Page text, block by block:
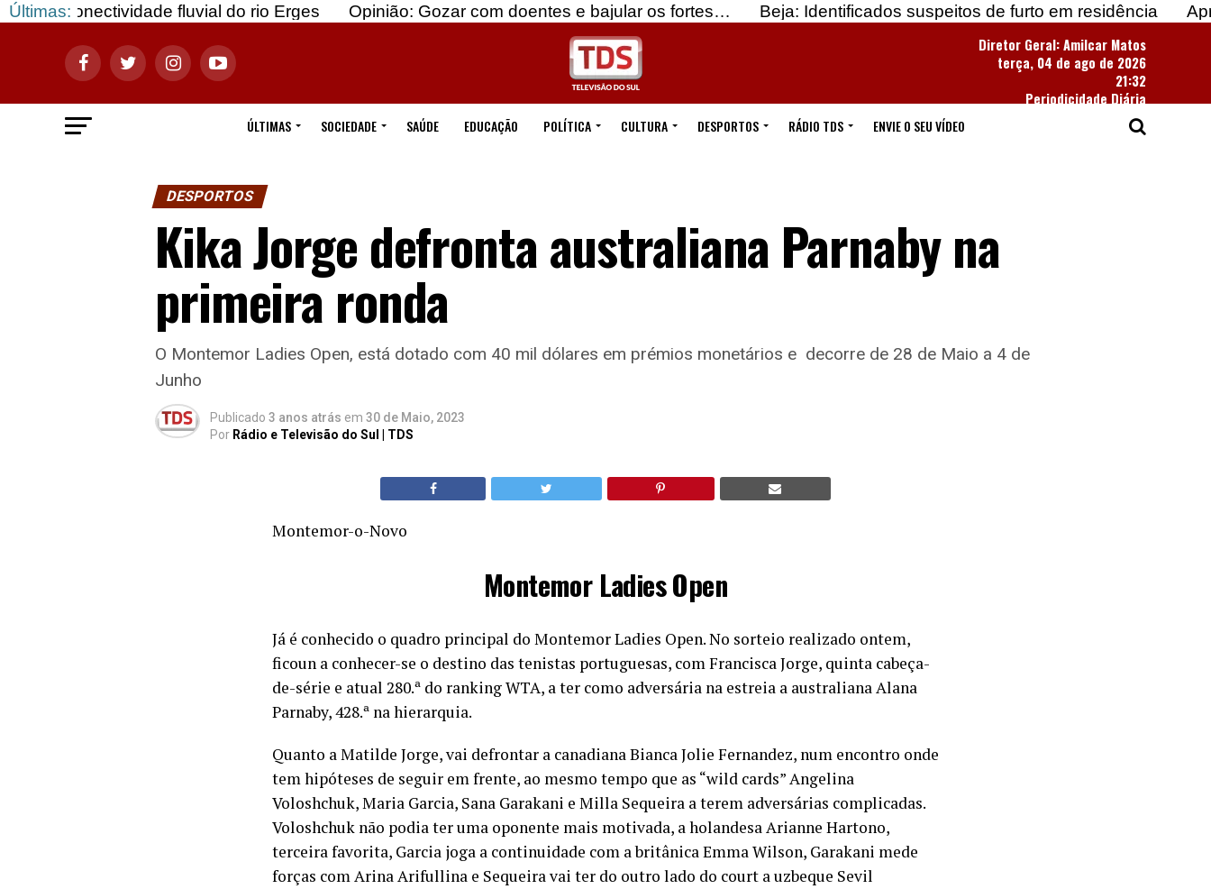
Últimas: fluvial do rio Erges Opinião: Gozar com doentes e bajular os fortes… Beja: Identificados suspeitos de furto em residência
Diretor Geral: Amilcar Matos
terça, 04 de ago de 2026
21:32
Periodicidade Diária
ÚLTIMAS
SOCIEDADE SAÚDE EDUCAÇÃO POLÍTICA CULTURA DESPORTOS RÁDIO TDS ENVIE O SEU VÍDEO
DESPORTOS
Kika Jorge defronta australiana Parnaby na
primeira ronda
O Montemor Ladies Open, está dotado com 40 mil dólares em prémios monetários e decorre de 28 de Maio a 4 de
Junho
Publicado 3 anos atrás em 30 de Maio, 2023
Por Rádio e Televisão do Sul | TDS
Montemor-o-Novo
Montemor Ladies Open
Já é conhecido o quadro principal do Montemor Ladies Open. No sorteio realizado ontem,
ficoun a conhecer-se o destino das tenistas portuguesas, com Francisca Jorge, quinta cabeça-
de-série e atual 280.ª do ranking WTA, a ter como adversária na estreia a australiana Alana
Parnaby, 428.ª na hierarquia.
Quanto a Matilde Jorge, vai defrontar a canadiana Bianca Jolie Fernandez, num encontro onde
tem hipóteses de seguir em frente, ao mesmo tempo que as “wild cards” Angelina
Voloshchuk, Maria Garcia, Sana Garakani e Milla Sequeira a terem adversárias complicadas.
Voloshchuk não podia ter uma oponente mais motivada, a holandesa Arianne Hartono,
terceira favorita, Garcia joga a continuidade com a britânica Emma Wilson, Garakani mede
forças com Arina Arifullina e Sequeira vai ter do outro lado do court a uzbeque Sevil